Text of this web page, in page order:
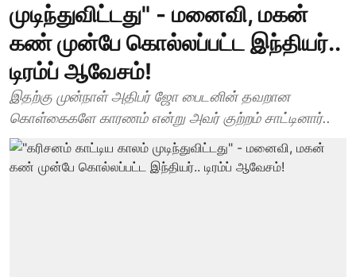
முடிந்துவிட்டது" - மனைவி, மகன்
கண் முன்பே கொல்லப்பட்ட இந்தியர்..
டிரம்ப் ஆவேசம்!
இதற்கு முன்நாள் அதிபர் ஜோ பைடனின் தவறான
கொள்கைகளே காரணம் என்று அவர் குற்றம் சாட்டினார்..